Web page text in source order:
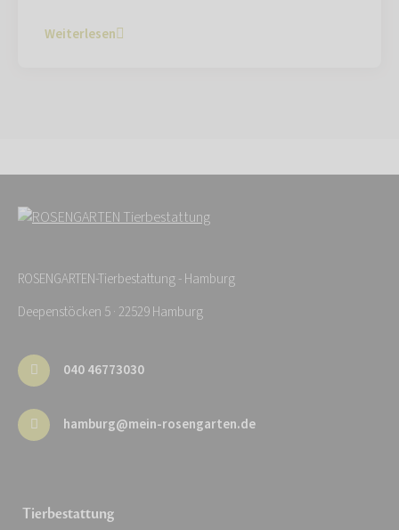
Weiterlesen
ROSENGARTEN-Tierbestattung - Hamburg
Deepenstöcken 5 · 22529 Hamburg
040 46773030
hamburg@mein-rosengarten.de
Tierbestattung